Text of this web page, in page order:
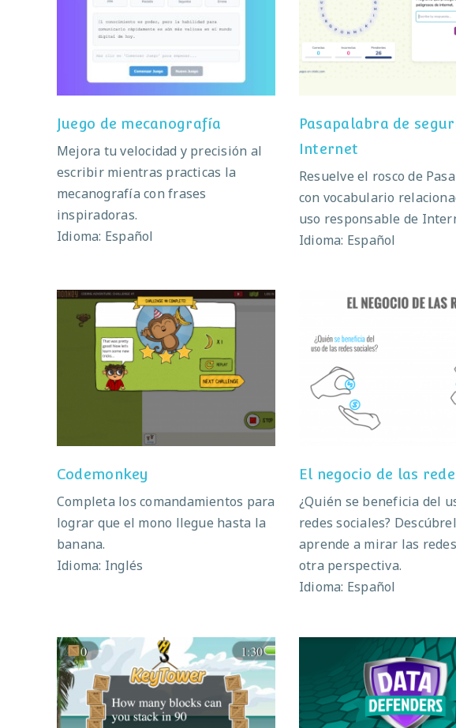
Juego de mecanografía
Juego de mecanografía
Mejora tu velocidad y precisión al
escribir mientras practicas la
mecanografía con frases
inspiradoras.
Idioma: Español
Pasapalabra de
Pasapalabra de
Internet
Resuelve el rosco de
con vocabulario
uso responsable de
Idioma: Español
Codemonkey
Codemonkey
Completa los comandamientos para
lograr que el mono llegue hasta la
banana.
Idioma: Inglés
El negocio de las
El negocio de las
¿Quién se beneficia del
redes sociales?
aprende a mirar las
otra perspectiva.
Idioma: Español
Key tower Data